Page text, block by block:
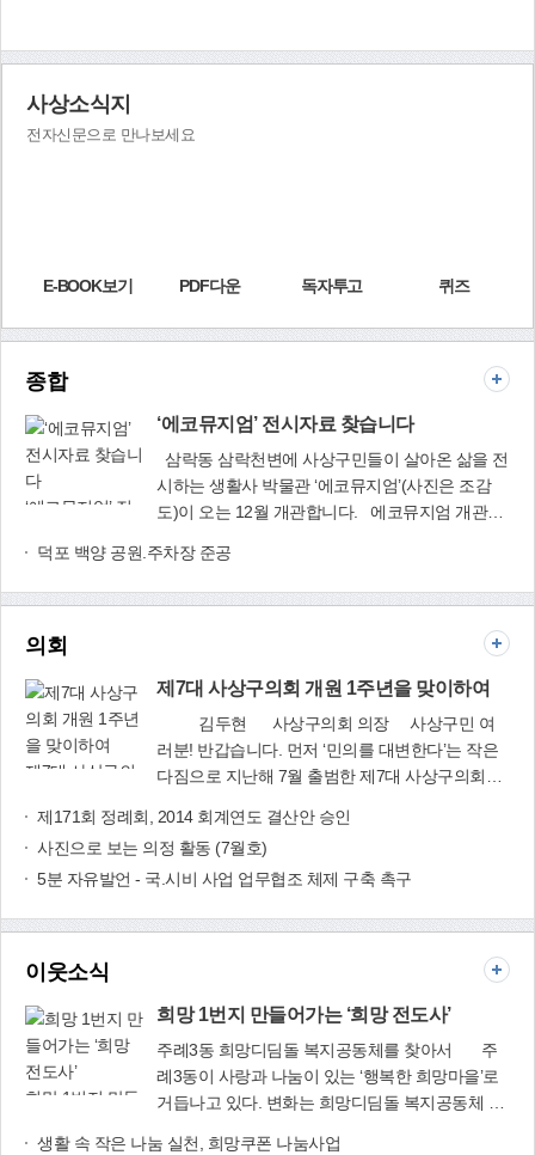
으로 기대됩니다. - 가장 힘을 쏟고 있는 ‘사상스마트시티 조성사
만㎡를 산업.주거.상업.생태기능이 어우러진 첨단스마트시티로 조성
하기 위해 행정력을 집중하고 있습니다.올해 4월 8일 사상공업지역
사람, 지식과 정보가 모여드는 ‘부산경제의 허브지역’으로 변모할 것
악취 저감을 위한 대책은?▶ 우리 구는 공단과 불과 100ｍ가량 떨어
이를 해결하기 위해 2013년 ‘악취와의 전쟁’을 선포하고 적극적인 악
취 저감 대책을 시행하고 있습니다.학장천을 따라 악취저감 수림대를
조성하고 있고, ‘악취 모니터링단’도 운영하고 있으며, 환경공학을 전
공한 ‘악취 전담직원’도 채용했습니다. 또 올 2월에는 악취 민원을 계
속 유발한 공장 2곳을 악취배출 신고대상시설로 지정고시하고, 행정
처분도 강화했습니다. 특히 오는 9월에는 부산에서 처음으로 ‘악취통
제거해 나갈 방침입니다. - 앞으로 구정 운영 방향에 대해 설명해주
대’를 열어갈 기틀은 어느 정도 갖추었다고 생각합니다.따라서 지금
부터는 사상의 도시경쟁력 향상과 브랜드 가치를 높여 나가는데 역점
을 두고 구정을 운영할 계획입니다.사상공업지역 재생사업 추진과 같
은 지역개발사업뿐만 아니라 교육, 문화, 복지, 환경 등 주민생활과
밀접한 분야도 내실 있게 챙겨 주민의 삶의 질을 향상시켜 나갈 방침
입니다. 특히 위대한 낙동강시대 중심도시 사상, 구민 모두가 행복한
신나는 사상을 만들어 가는데 역량을 집중하겠습니다. - 끝으로 구
민들에게 전하고 싶은 말이 있습니까?▶ 올해는 사상구 개청 20주년
이 되는 매우 뜻 깊은 해입니다. 이를 기념하기 위해 지난 4월 ‘구민의
노래’를 제정하고, ‘구민 한마음 체육대회’를 개최하는 등 구민과 함께
하는 의미 있는 시간도 가졌습니다.20살의 ‘청년 사상’이 앞으로 더 크
게 도약하고 비상할 수 있도록 온 힘을 쏟겠습니다. 구민 여러분의 변
서도 항상 건강하시고, 가족과 함께 즐겁고 안전하게 여름을 보내시
길 바랍니다.
사상소식지
전자신문으로 만나보세요
E-BOOK보기 PDF다운 독자투고 퀴즈
종합
‘에코뮤지엄’ 전시자료 찾습니다
‘에코뮤지엄’ 전
삼락동 삼락천변에 사상구민들이 살아온 삶을 전
시하는 생활사 박물관 ‘에코뮤지엄’(사진은 조감
도)이 오는 12월 개관합니다. 에코뮤지엄 개관과
장하거나 주변에 가지고 있는 분을 알고 계시면 연
락주시기 바랍니다.자료를 기증하시는 분에게는
2015. 7. 25. ~ 8. 31.□ 수집대상: 포구(장인도 등)
재첩채취 도구, 재첩장사 판매장부, 게잡이 도구,
놀이소품, 샛강 배경 어린 시절 사진, 가구, 생활소
품, 양은도시락, 시계, 타자기, 국제상사 신발, 월급
봉투, 광고포스터, 작업복, 명찰 등□ 연락처: 창조
(기증.전시 등) 쇼 개최(8. 26.~27. / 사상인디스테
이션)
덕포 백양 공원.주차장 준공
의회
제7대 사상구의회 개원 1주년을 맞이하여
제7대 사상구의
맞이하여
김두현 사상구의회 의장 사상구민 여
러분! 반갑습니다. 먼저 ‘민의를 대변한다’는 작은
다짐으로 지난해 7월 출범한 제7대 사상구의회가
구의회를 믿고 성원해주신 구민 여러분께 진심으
로 감사드립니다. 올해는 우리 사상구의회가 개원
한 지 20주년이 되고, 또한 위대한 낙동강 시대를
새로운 100년을 설계하는 중요한 시기입니다.
우리 사상구의 미래를 결정짓는 이 시기에 공무원
들이 열심히 일을 할 수 있도록 응원도 하고 잘 못
하는 부분에 대해서는 질책도 해야 하겠지만, 제일
중요한 것은 바로 삶의 현장에서 ‘구민의 목소리’를
듣는 것이라고 생각합니다. 구민 여러분들의 구정
에 대한 관심과 정치 참여가 그 어느 때보다 절실
회, 그리고 여러분들의 생생한 목소리를 듣기 위해
제171회 정례회, 2014 회계연도 결산안 승인
사진으로 보는 의정 활동 (7월호)
5분 자유발언 - 국.시비 사업 업무협조 체제 구축 촉구
이웃소식
희망 1번지 만들어가는 ‘희망 전도사’
희망 1번지 만들
도사’
주례3동 희망디딤돌 복지공동체를 찾아서 주
례3동이 사랑과 나눔이 있는 ‘행복한 희망마을’로
거듭나고 있다. 변화는 희망디딤돌 복지공동체 이
생활 속 작은 나눔 실천, 희망쿠폰 나눔사업